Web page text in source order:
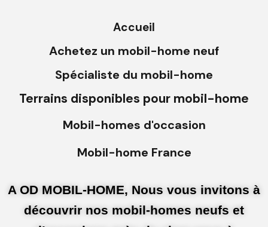
Accueil
Achetez un mobil-home neuf
Spécialiste du mobil-home
Terrains disponibles pour mobil-home
Mobil-homes d'occasion
Mobil-home France
A OD MOBIL-HOME, Nous vous invitons à
découvrir nos mobil-homes neufs et